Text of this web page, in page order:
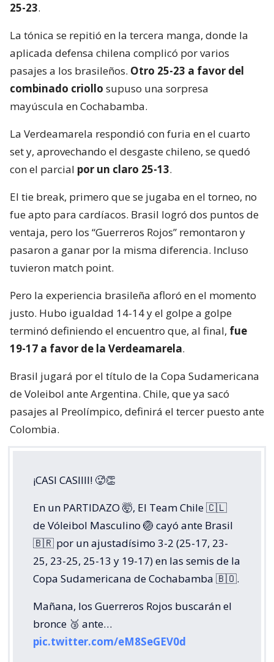
25-23.
La tónica se repitió en la tercera manga, donde la
aplicada defensa chilena complicó por varios
pasajes a los brasileños. Otro 25-23 a favor del
combinado criollo supuso una sorpresa
mayúscula en Cochabamba.
La Verdeamarela respondió con furia en el cuarto
set y, aprovechando el desgaste chileno, se quedó
con el parcial por un claro 25-13.
El tie break, primero que se jugaba en el torneo, no
fue apto para cardíacos. Brasil logró dos puntos de
ventaja, pero los “Guerreros Rojos” remontaron y
pasaron a ganar por la misma diferencia. Incluso
tuvieron match point.
Pero la experiencia brasileña afloró en el momento
justo. Hubo igualdad 14-14 y el golpe a golpe
terminó definiendo el encuentro que, al final, fue
19-17 a favor de la Verdeamarela.
Brasil jugará por el título de la Copa Sudamericana
de Voleibol ante Argentina. Chile, que ya sacó
pasajes al Preolímpico, definirá el tercer puesto ante
Colombia.
¡CASI CASIIII! 🥵👏
En un PARTIDAZO 🤯, El Team Chile 🇨🇱
de Vóleibol Masculino 🏐 cayó ante Brasil
🇧🇷 por un ajustadísimo 3-2 (25-17, 23-
25, 23-25, 25-13 y 19-17) en las semis de la
Copa Sudamericana de Cochabamba 🇧🇴.
Mañana, los Guerreros Rojos buscarán el
bronce 🥉 ante…
pic.twitter.com/eM8SeGEV0d